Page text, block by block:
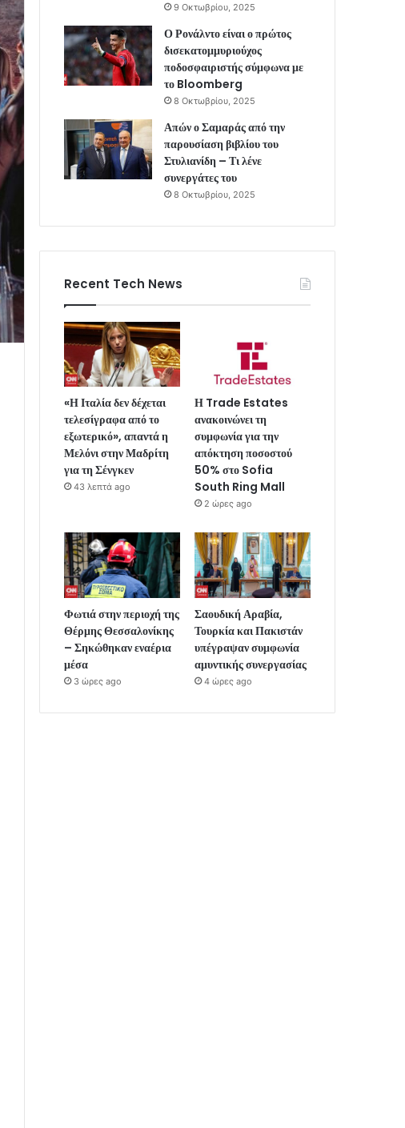
9 Οκτωβρίου, 2025
Ο Ρονάλντο είναι ο πρώτος
δισεκατομμυριούχος
ποδοσφαιριστής σύμφωνα με
το Bloomberg
8 Οκτωβρίου, 2025
Απών ο Σαμαράς από την
παρουσίαση βιβλίου του
Στυλιανίδη – Τι λένε
συνεργάτες του
8 Οκτωβρίου, 2025
Recent Tech News
«Η Ιταλία δεν δέχεται
τελεσίγραφα από το
εξωτερικό», απαντά η
Μελόνι στην Μαδρίτη
για τη Σένγκεν
43 λεπτά ago
Η Trade Estates
ανακοινώνει τη
συμφωνία για την
απόκτηση ποσοστού
50% στο Sofia
South Ring Mall
2 ώρες ago
Φωτιά στην περιοχή της
Θέρμης Θεσσαλονίκης
– Σηκώθηκαν εναέρια
μέσα
3 ώρες ago
Σαουδική Αραβία,
Τουρκία και Πακιστάν
υπέγραψαν συμφωνία
αμυντικής συνεργασίας
4 ώρες ago